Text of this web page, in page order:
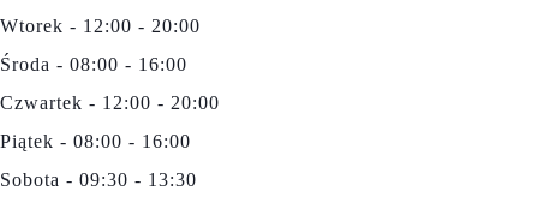
Wtorek - 12:00 - 20:00
Środa - 08:00 - 16:00
Czwartek - 12:00 - 20:00
Piątek - 08:00 - 16:00
Sobota - 09:30 - 13:30